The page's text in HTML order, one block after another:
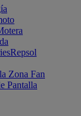
Zona Fan
Pantalla